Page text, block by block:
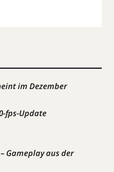
im Dezember
fps-Update
Gameplay aus der